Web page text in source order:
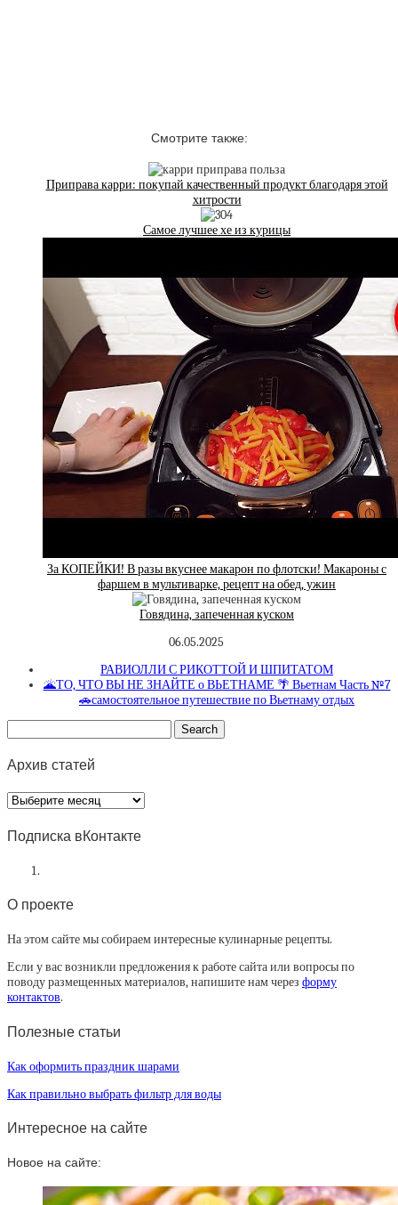
Смотрите также:
Приправа карри: покупай качественный продукт благодаря этой
хитрости
Самое лучшее хе из курицы
За КОПЕЙКИ! В разы вкуснее макарон по флотски! Макароны с
фаршем в мультиварке, рецепт на обед, ужин
Говядина, запеченная куском
06.05.2025
РАВИОЛЛИ С РИКОТТОЙ И ШПИТАТОМ
🌋ТО, ЧТО ВЫ НЕ ЗНАЙТЕ о ВЬЕТНАМЕ 🌴 Вьетнам Часть №7
🚗самостоятельное путешествие по Вьетнаму отдых
Архив статей
Архив
статей
Подписка вКонтакте
О проекте
На этом сайте мы собираем интересные кулинарные рецепты.
Если у вас возникли предложения к работе сайта или вопросы по
поводу размещенных материалов, напишите нам через форму
контактов.
Полезные статьи
Как оформить праздник шарами
Как правильно выбрать фильтр для воды
Интересное на сайте
Новое на сайте: